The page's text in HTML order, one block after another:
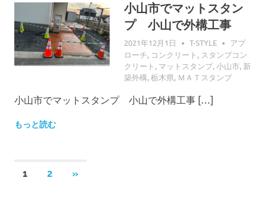
小山市でマットスタン
プ 小山で外構工事
2021年12月1日 T-STYLE
アプ
ローチ, コンクリート , スタンプコン
クリート , マットスタンプ,小山市, 新
築外構,栃木県, ＭＡＴスタンプ
小山市でマットスタンプ 小山で外構工事 […]
もっと読む
1 2
次
»